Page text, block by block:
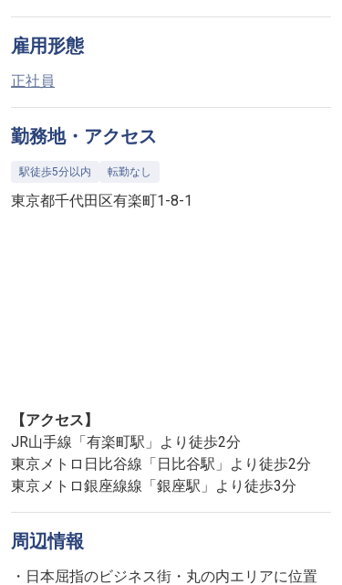
雇用形態
正社員
勤務地・アクセス
駅徒歩5分以内 転勤なし
東京都千代田区有楽町1-8-1
【アクセス】
JR山手線「有楽町駅」より徒歩2分
東京メトロ日比谷線「日比谷駅」より徒歩2分
東京メトロ銀座線線「銀座駅」より徒歩3分
周辺情報
・日本屈指のビジネス街・丸の内エリアに位置